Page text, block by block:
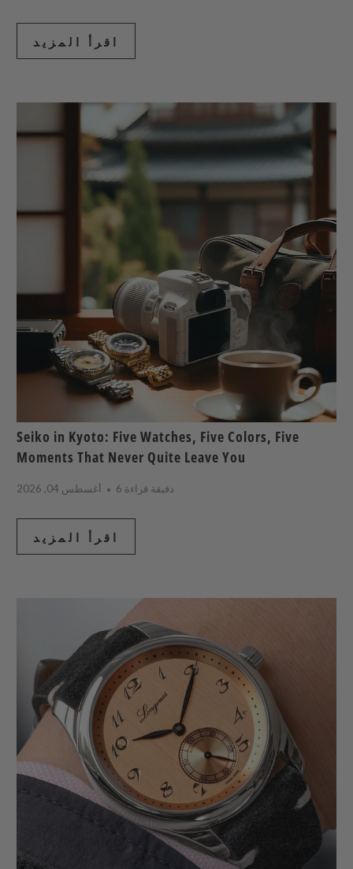
اقرأ المزيد
Seiko in Kyoto: Five Watches, Five Colors, Five
Moments That Never Quite Leave You
أغسطس 04, 2026 6 دقيقة قراءة
اقرأ المزيد